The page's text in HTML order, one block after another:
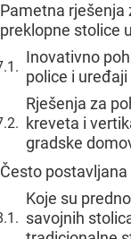
Pametna rješenja
preklopne stolice
Inovativno
police i
Rješenja za
kreveta i
gradske
Često
Koje su
savojnih